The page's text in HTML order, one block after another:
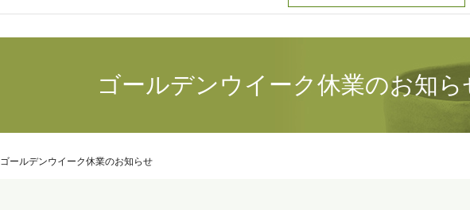
ゴールデンウイーク休業のお知ら
ゴールデンウイーク休業のお知らせ